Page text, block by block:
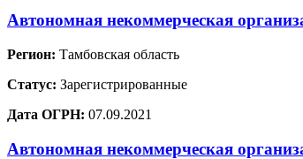
Автономная некоммерческая
Регион: Тамбовская область
Статус: Зарегистрированные
Дата ОГРН: 07.09.2021
Автономная некоммерческая